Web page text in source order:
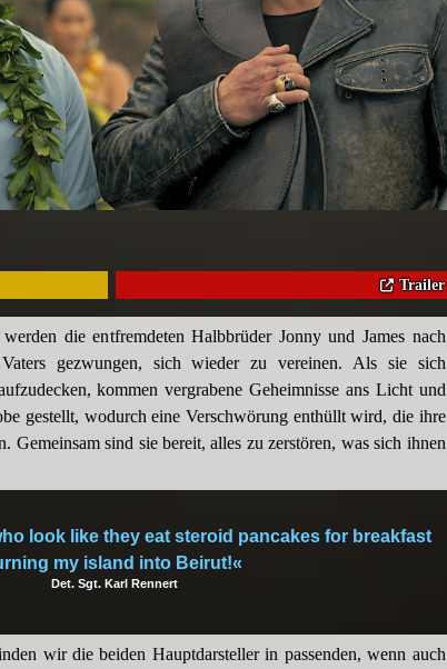
Trailer
die entfremdeten Halbbrüder Jonny und James nach
gezwungen, sich wieder zu vereinen. Als sie sich
kommen vergrabene Geheimnisse ans Licht und
gestellt, wodurch eine Verschwörung enthüllt wird, die ihre
Gemeinsam sind sie bereit, alles zu zerstören, was sich ihnen
look like they eat steroid pancakes for breakfast
my island into Beirut!«
Det. Sgt. Karl Rennert
wir die beiden Hauptdarsteller in passenden, wenn auch